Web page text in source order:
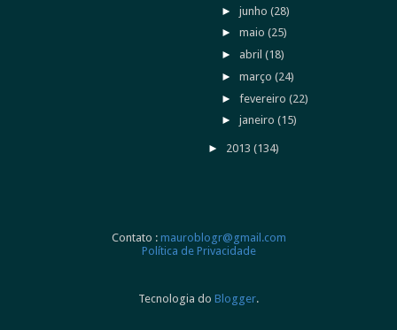
►junho(28)
►maio(25)
► abril(18)
►março(24)
►fevereiro(22)
►janeiro(15)
► 2013 (134)
Contato : mauroblogr@gmail.com
Política de Privacidade
Tecnologia do Blogger.